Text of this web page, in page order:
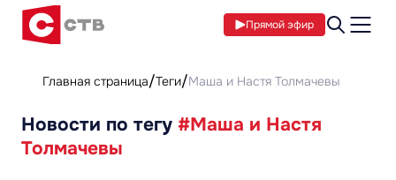
Прямой эфир
Главная страница Теги Маша и Настя Толмачевы
Новости по тегу #Маша и Настя
Толмачевы